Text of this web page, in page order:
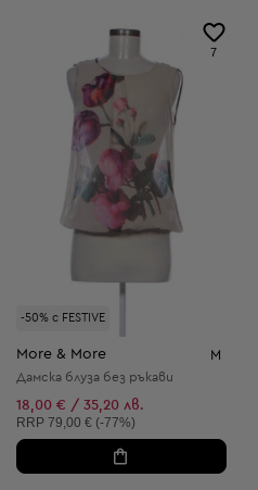
-50% с FESTIVE
7
More & More M
Дамска блуза без ръкави
18,00 € / 35,20 лв.
Препоръчителна цена:
RRP 79,00 € (-77%)